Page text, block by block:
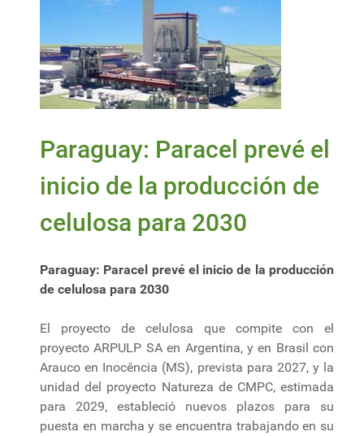
Paraguay: Paracel prevé el
inicio de la producción de
celulosa para 2030
Paraguay: Paracel prevé el inicio de la producción
de celulosa para 2030
El proyecto de celulosa que compite con el
proyecto ARPULP SA en Argentina, y en Brasil con
Arauco en Inocência (MS), prevista para 2027, y la
unidad del proyecto Natureza de CMPC, estimada
para 2029, estableció nuevos plazos para su
puesta en marcha y se encuentra trabajando en su